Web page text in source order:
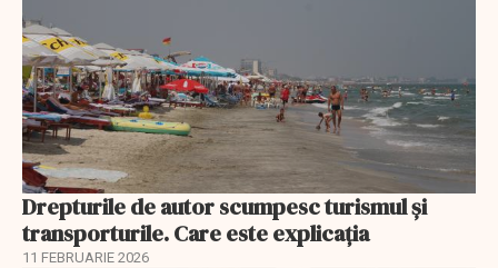
Drepturile de autor scumpesc turismul și
transporturile. Care este explicația
11 FEBRUARIE 2026